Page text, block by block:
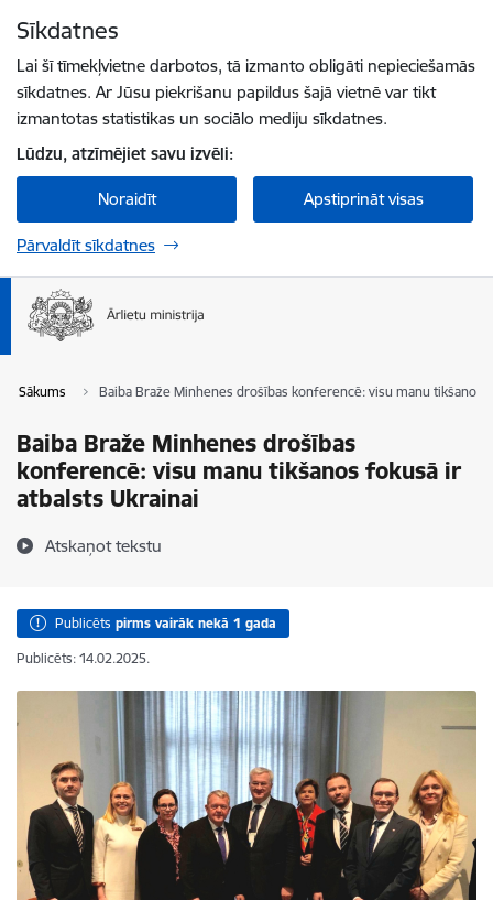
Sīkdatnes
Lai šī tīmekļvietne darbotos, tā izmanto obligāti nepieciešamās
sīkdatnes. Ar Jūsu piekrišanu papildus šajā vietnē var tikt
izmantotas statistikas un sociālo mediju sīkdatnes.
Lūdzu, atzīmējiet savu izvēli:
Noraidīt Apstiprināt visas
Pārvaldīt sīkdatnes
Sākums Baiba Braže Minhenes drošības konferencē: visu manu tikšanos
Baiba Braže Minhenes drošības
konferencē: visu manu tikšanos fokusā ir
atbalsts Ukrainai
Atskaņot tekstu
Publicēts pirms vairāk nekā 1 gada
Publicēts: 14.02.2025.